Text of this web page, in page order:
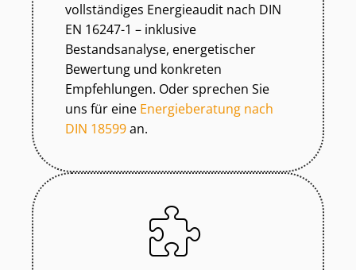
vollständiges Energieaudit nach DIN
EN 16247-1 – inklusive
Bestandsanalyse, energetischer
Bewertung und konkreten
Empfehlungen. Oder sprechen Sie
uns für eine Energieberatung nach
DIN 18599an.